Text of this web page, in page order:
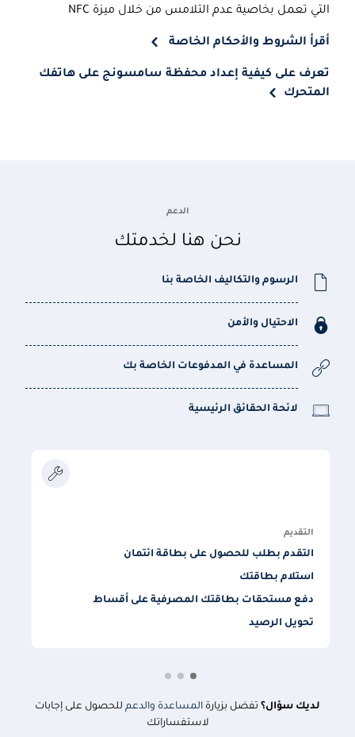
التي تعمل بخاصية عدم التلامس من خلال ميزة NFC
أقرأ الشروط والأحكام الخاصة
تعرف على كيفية إعداد محفظة سامسونج على هاتفك
المتحرك
الدعم
نحن هنا لخدمتك
الرسوم والتكاليف الخاصة بنا
الاحتيال والأمن
المساعدة في المدفوعات الخاصة بك
لائحة الحقائق الرئيسية
التقديم
التقدم بطلب للحصول على بطاقة ائتمان
استلام بطاقتك
دفع مستحقات بطاقتك المصرفية على أقساط
تحويل الرصيد
لديك سؤال؟ تفضل بزيارة المساعدة والدعم للحصول على إجابات
لاستفساراتك